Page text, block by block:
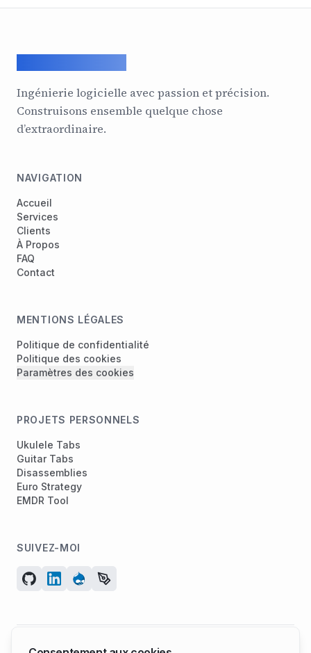
Ingénierie logicielle avec passion et précision.
Construisons ensemble quelque chose
d’extraordinaire.
NAVIGATION
Accueil
Services
Clients
À Propos
FAQ
Contact
MENTIONS LÉGALES
Politique de confidentialité
Politique des cookies
Paramètres des cookies
PROJETS PERSONNELS
Ukulele Tabs
Guitar Tabs
Disassemblies
Euro Strategy
EMDR Tool
SUIVEZ-MOI